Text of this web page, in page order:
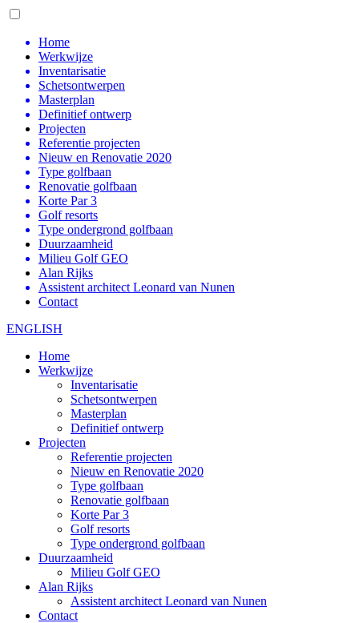
Home
Werkwijze
Inventarisatie
Schetsontwerpen
Masterplan
Definitief ontwerp
Projecten
Referentie projecten
Nieuw en Renovatie 2020
Type golfbaan
Renovatie golfbaan
Korte Par 3
Golf resorts
Type ondergrond golfbaan
Duurzaamheid
Milieu Golf GEO
Alan Rijks
Assistent architect Leonard van Nunen
Contact
ENGLISH
Home
Werkwijze
Inventarisatie
Schetsontwerpen
Masterplan
Definitief ontwerp
Projecten
Referentie projecten
Nieuw en Renovatie 2020
Type golfbaan
Renovatie golfbaan
Korte Par 3
Golf resorts
Type ondergrond golfbaan
Duurzaamheid
Milieu Golf GEO
Alan Rijks
Assistent architect Leonard van Nunen
Contact